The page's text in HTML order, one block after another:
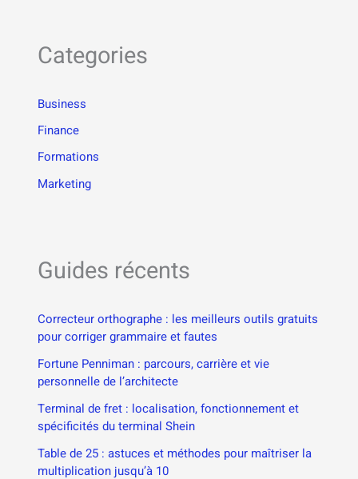
Categories
Business
Finance
Formations
Marketing
Guides récents
Correcteur orthographe : les meilleurs outils gratuits
pour corriger grammaire et fautes
Fortune Penniman : parcours, carrière et vie
personnelle de l’architecte
Terminal de fret : localisation, fonctionnement et
spécificités du terminal Shein
Table de 25 : astuces et méthodes pour maîtriser la
multiplication jusqu’à 10